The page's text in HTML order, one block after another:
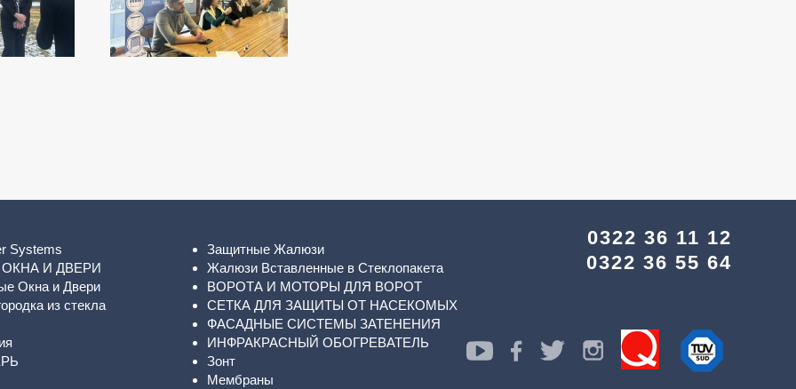
Systems
И ДВЕРИ
Окна и Двери
из стекла
Защитные Жалюзи
Жалюзи Вставленные в Стеклопакета
ВОРОТА И МОТОРЫ ДЛЯ ВОРОТ
СЕТКА ДЛЯ ЗАЩИТЫ ОТ НАСЕКОМЫХ
ФАСАДНЫЕ СИСТЕМЫ ЗАТЕНЕНИЯ
ИНФРАКРАСНЫЙ ОБОГРЕВАТЕЛЬ
Зонт
Мембраны
0322 36 11 12
0322 36 55 64